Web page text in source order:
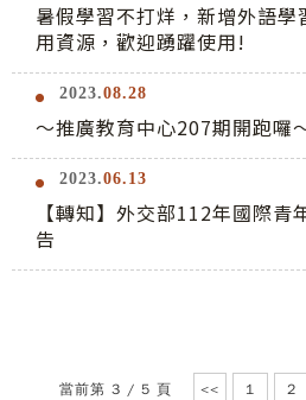
暑假學習不打烊，新增外語
用資源，歡迎踴躍使用!
2023.08.28
～推廣教育中心207期開跑囉
2023.06.13
【轉知】外交部112年國際
告
當前第 3 / 5 頁 << 1 2